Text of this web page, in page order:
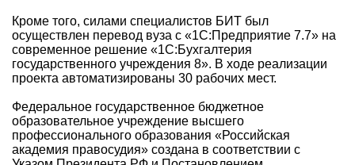
Кроме того, силами специалистов БИТ был
осуществлен перевод вуза с «1С:Предприятие 7.7» на
современное решение «1С:Бухгалтерия
государственного учреждения 8». В ходе реализации
проекта автоматизированы 30 рабочих мест.
Федеральное государственное бюджетное
образовательное учреждение высшего
профессионального образования «Российская
академия правосудия» создана в соответствии с